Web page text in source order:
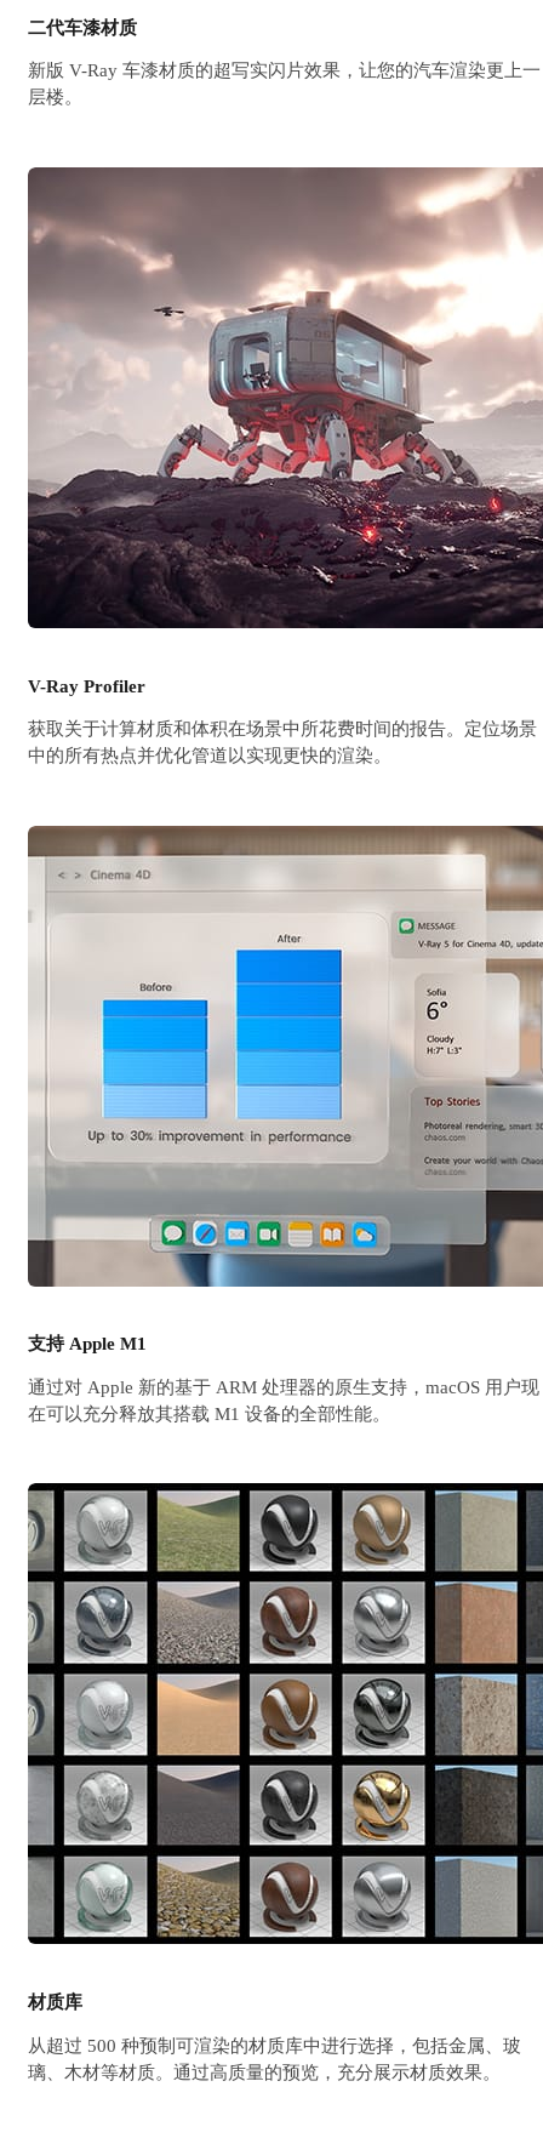
二代车漆材质
新版 V-Ray 车漆材质的超写实闪片效果，让您的汽车渲染更上一
层楼。
V-Ray Profiler
获取关于计算材质和体积在场景中所花费时间的报告。定位场景
中的所有热点并优化管道以实现更快的渲染。
支持 Apple M1
通过对 Apple 新的基于 ARM 处理器的原生支持，macOS 用户现
在可以充分释放其搭载 M1 设备的全部性能。
材质库
从超过 500 种预制可渲染的材质库中进行选择，包括金属、玻
璃、木材等材质。通过高质量的预览，充分展示材质效果。